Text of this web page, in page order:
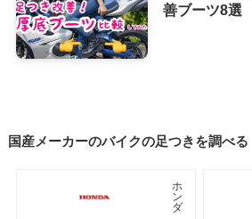
善ブーツ8選
国産メーカーのバイクの足つきを調べる
ホ
ン
ダ